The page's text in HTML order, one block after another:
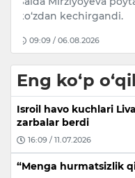
Mudofaa vazirligi
14:31 / 05.08.2026
Eng ko‘p
Isroil havo kuchlari
zarbalar berdi
16:09 / 11.07.2026
“Menga hurmatsizlik